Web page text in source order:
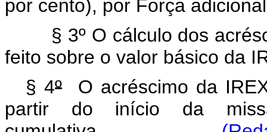
por cento), por Força
§ 3º O cálculo dos
feito sobre o valor básico da
§ 4ºO acréscimo da
partir do início da